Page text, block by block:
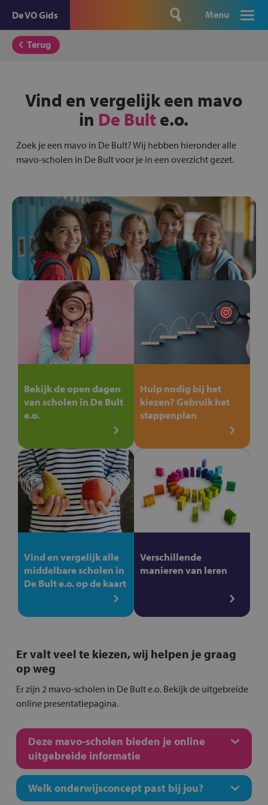
De VO Gids Menu
Terug
Vind en vergelijk een mavo
in De Bult e.o.
Zoek je een mavo in De Bult? Wij hebben hieronder alle
mavo-scholen in De Bult voor je in een overzicht gezet.
Bekijk de open dagen
van scholen in De Bult
e.o.
Hulp nodig bij het
kiezen? Gebruik het
stappenplan
Vind en vergelijk alle
middelbare scholen in
De Bult e.o. op de kaart
Verschillende
manieren van leren
Er valt veel te kiezen, wij helpen je graag
op weg
Er zijn 2 mavo-scholen in De Bult e.o. Bekijk de uitgebreide
online presentatiepagina.
Deze mavo-scholen bieden je online
uitgebreide informatie
Welk onderwijsconcept past bij jou?